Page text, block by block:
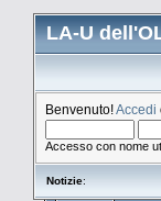
LA-U
Benvenuto!Accedi
Accesso con nome
Notizie: